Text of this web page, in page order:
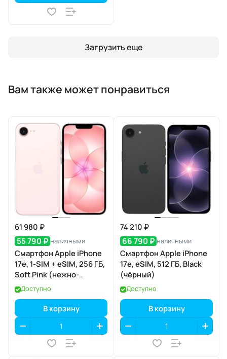
Загрузить еще
Вам также может понравиться
61 980 ₽
55 790 ₽ наличными
Смартфон Apple iPhone
17e, 1-SIM + eSIM, 256 ГБ,
Soft Pink (нежно-
розовый)
Доступно
В корзину
74 210 ₽
66 790 ₽ наличными
Смартфон Apple iPhone
17e, eSIM, 512 ГБ, Black
(чёрный)
Доступно
В корзину